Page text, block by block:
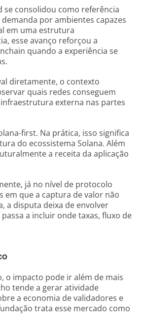
consolidou como referência
por ambientes capazes
em uma estrutura
esse avanço reforçou a
quando a experiência se
diretamente, o contexto
quais redes conseguem
externa nas partes
first. Na prática, isso significa
do ecossistema Solana. Além
a receita da aplicação
já no nível de protocolo
em que a captura de valor não
a disputa deixa de envolver
a incluir onde taxas, fluxo de
o impacto pode ir além de mais
tende a gerar atividade
a economia de validadores e
trata esse mercado como